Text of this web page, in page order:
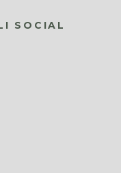
SOCIAL